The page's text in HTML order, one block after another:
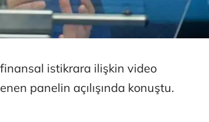
istikrara ilişkin video
panelin açılışında konuştu.